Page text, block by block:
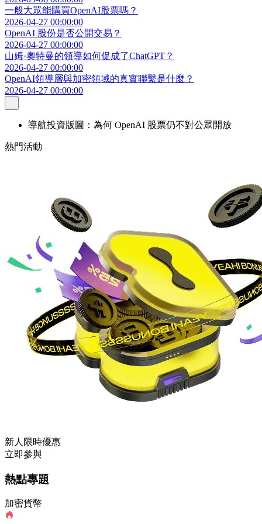
一般大眾能購買OpenAI股票嗎？
2026-04-27 00:00:00
OpenAI 股份是否公開交易？
2026-04-27 00:00:00
山姆·奧特曼的領導如何促成了ChatGPT？
2026-04-27 00:00:00
OpenAI領導層與加密領域的真實聯繫是什麼？
2026-04-27 00:00:00
導航投資版圖：為何 OpenAI 股票仍不對公眾開放
熱門活動
新人限時優惠
立即參與
熱點專題
加密貨幣